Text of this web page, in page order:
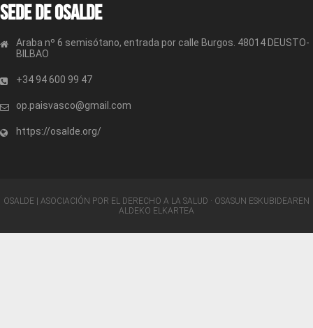
Sede de OSALDE
Araba nº 6 semisótano, entrada por calle Burgos. 48014 DEUSTO-
BILBAO
+34 94 600 99 47
op.paisvasco@gmail.com
https://osalde.org/
OSALDE | ASOCIACIÓN POR EL DERECHO A LA SALUD · OSASUN ESKUBIDEAREN
ALDEKO ELKARTEA